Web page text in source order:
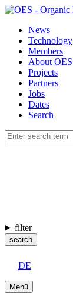
News
Technology
Members
About OES
Projects
Partners
Jobs
Dates
Search
filter
search
DE
Menü